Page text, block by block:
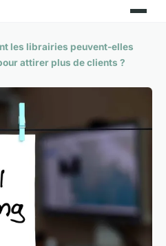
les librairies peuvent-elles
attirer plus de clients ?